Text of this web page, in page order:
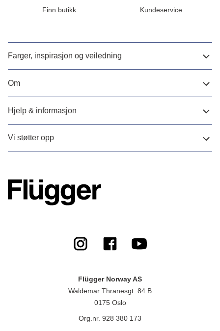
Finn butikk Kundeservice
Farger, inspirasjon og veiledning
Om
Hjelp & informasjon
Vi støtter opp
Flügger Norway AS
Waldemar Thranesgt. 84 B
0175 Oslo
Org.nr. 928 380 173